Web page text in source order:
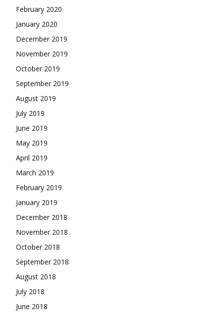
February 2020
January 2020
December 2019
November 2019
October 2019
September 2019
August 2019
July 2019
June 2019
May 2019
April 2019
March 2019
February 2019
January 2019
December 2018
November 2018
October 2018
September 2018
August 2018
July 2018
June 2018